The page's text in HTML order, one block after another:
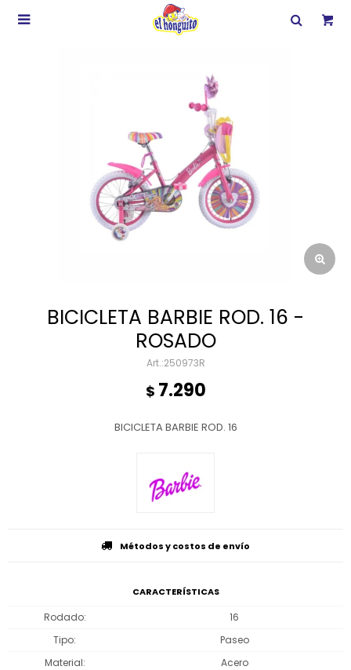

BICICLETA BARBIE ROD. 16 -
ROSADO
250973R
$ 7.290
BICICLETA BARBIE ROD. 16
Métodos y costos de envío
CARACTERÍSTICAS
Rodado
16
Tipo
Paseo
Material
Acero